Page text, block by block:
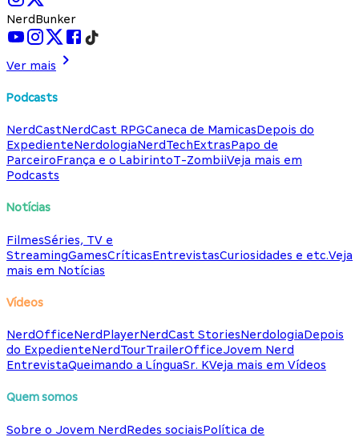
NerdBunker
Ver mais
Podcasts
NerdCastNerdCast RPGCaneca de MamicasDepois do
ExpedienteNerdologiaNerdTechExtrasPapo de
ParceiroFrança e o LabirintoT-ZombiiVeja mais em
Podcasts
Notícias
FilmesSéries, TV e
StreamingGamesCríticasEntrevistasCuriosidades e etc.Veja
mais em Notícias
Vídeos
NerdOfficeNerdPlayerNerdCast StoriesNerdologiaDepois
do ExpedienteNerdTourTrailerOfficeJovem Nerd
EntrevistaQueimando a LínguaSr. KVeja mais em Vídeos
Quem somos
Sobre o Jovem NerdRedes sociaisPolítica de